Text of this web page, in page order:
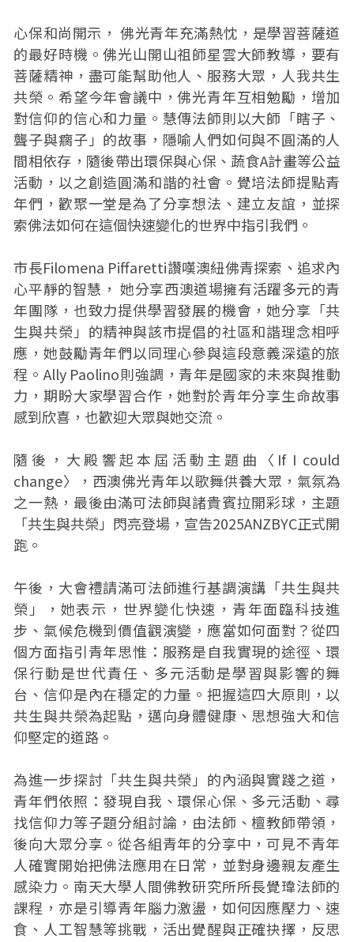
心保和尚開示， 佛光青年充滿熱忱，是學習菩薩道
的最好時機。佛光山開山祖師星雲大師教導，要有
菩薩精神，盡可能幫助他人、服務大眾，人我共生
共榮。希望今年會議中，佛光青年互相勉勵，增加
對信仰的信心和力量。慧傳法師則以大師「瞎子、
聾子與瘸子」的故事，隱喻人們如何與不圓滿的人
間相依存，隨後帶出環保與心保、蔬食A計畫等公益
活動，以之創造圓滿和諧的社會。覺培法師提點青
年們，歡聚一堂是為了分享想法、建立友誼，並探
索佛法如何在這個快速變化的世界中指引我們。
市長Filomena Piffaretti讚嘆澳紐佛青探索、追求內
心平靜的智慧， 她分享西澳道場擁有活躍多元的青
年團隊，也致力提供學習發展的機會，她分享「共
生與共榮」的精神與該市提倡的社區和諧理念相呼
應，她鼓勵青年們以同理心參與這段意義深遠的旅
程。Ally Paolino則強調，青年是國家的未來與推動
力，期盼大家學習合作，她對於青年分享生命故事
感到欣喜，也歡迎大眾與她交流。
隨後，大殿響起本屆活動主題曲〈If I could
change〉，西澳佛光青年以歌舞供養大眾，氣氛為
之一熱，最後由滿可法師與諸貴賓拉開彩球，主題
「共生與共榮」閃亮登場，宣告2025ANZBYC正式開
跑。
午後，大會禮請滿可法師進行基調演講「共生與共
榮」，她表示，世界變化快速，青年面臨科技進
步、氣候危機到價值觀演變，應當如何面對？從四
個方面指引青年思惟：服務是自我實現的途徑、環
保行動是世代責任、多元活動是學習與影響的舞
台、信仰是內在穩定的力量。把握這四大原則，以
共生與共榮為起點，邁向身體健康、思想強大和信
仰堅定的道路。
為進一步探討「共生與共榮」的內涵與實踐之道，
青年們依照：發現自我、環保心保、多元活動、尋
找信仰力等子題分組討論，由法師、檀教師帶領，
後向大眾分享。從各組青年的分享中，可見不青年
人確實開始把佛法應用在日常，並對身邊親友產生
感染力。南天大學人間佛教研究所所長覺瑋法師的
課程，亦是引導青年腦力激盪，如何因應壓力、速
食、人工智慧等挑戰，活出覺醒與正確抉擇，反思